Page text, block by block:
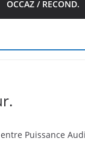
OCCAZ / RECOND.
Puissance